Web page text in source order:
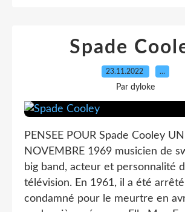
Spade
23.11.2022 …
Par dyloke
PENSEE POUR Spade Cooley
NOVEMBRE 1969 musicien de
big band, acteur et personnalité
télévision. En 1961, il a été
condamné pour le meurtre en